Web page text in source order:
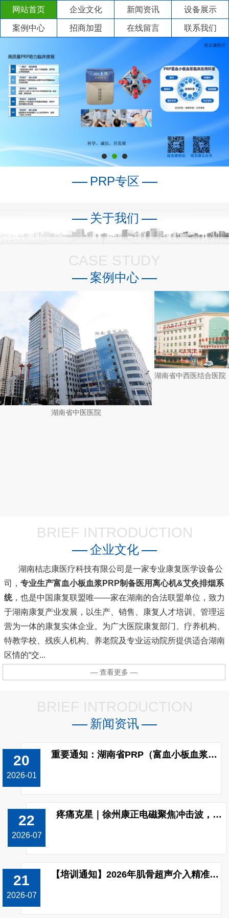
网站首页 企业文化 新闻资讯 设备展示
案例中心 招商加盟 在线留言 联系我们
PRP专区
关于我们
CASE STUDY
案例中心
湖南省中医医院
BRIEF INTRODUCTION
企业文化
湖南桔志康医疗科技有限公司是一家专业康复医学设备公
司， 专业生产富血小板血浆PRP制备医用离心机&艾灸排烟系
统，也是中国康复联盟唯――家在湖南的合法联盟单位，致力
于湖南康复产业发展，以生产、销售、康复人才培训、管理运
营为一体的康复实体企业。为广大医院康复部门、疗养机构、
特教学校、残疾人机构、养老院及专业运动院所提供适合湖南
区情的“交...
— 查看更多 —
BRIEF INTRODUCTION
新闻资讯
20
2026-01
重要通知：湖南省PRP（富血小板血浆）制备收费标准已调整!
22
2026-07
疼痛克星｜徐州康正电磁聚焦冲击波，无创修复颈肩腰腿痛
21
2026-07
【培训通知】2026年肌骨超声介入精准治疗技能（上肢关节）提升培训班开班！